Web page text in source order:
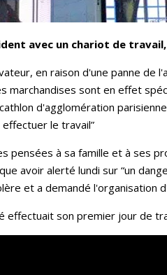
avec un chariot de
en raison d'une panne
sont en effet
d'agglomération
le travail”
pensées à sa famille et à ses
avoir alerté lundi sur “un
et a demandé l'organisation
effectuait son premier jour de